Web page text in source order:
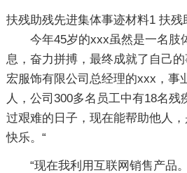
扶残助残先进集体事迹材料1
今年45岁的xxx虽然是一名肢
息，奋力拼搏，最终成就了自己
宏服饰有限公司总经理的xxx，事
人，公司300多名员工中有18名残
过艰难的日子，现在能帮助他人
快乐。“
“现在我利用互联网销售产品
扶残